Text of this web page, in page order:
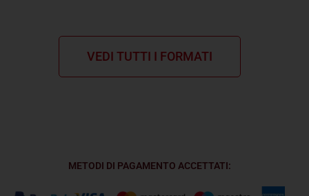
VEDI TUTTI I FORMATI
METODI DI PAGAMENTO ACCETTATI: